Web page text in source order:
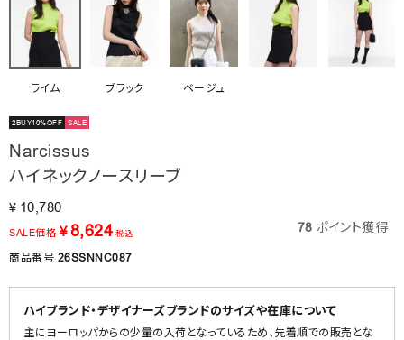
お問い合わせ
ライム ブラック ベージュ
2BUY10%OFF SALE
Narcissus
ハイネックノースリーブ
¥ 10,780
SALE価格 ¥ 8,624 税込 78 ポイント獲得
商品番号 26SSNNC087
ハイブランド・デザイナーズブランドのサイズや在庫について
主にヨーロッパからの少量の入荷となっているため、先着順での販売とな